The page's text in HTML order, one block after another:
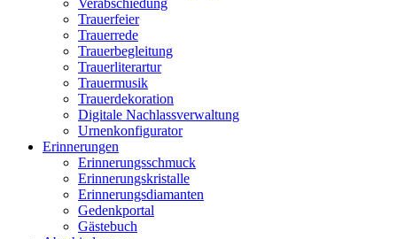
Verabschiedung
Trauerfeier
Trauerrede
Trauerbegleitung
Trauerliterartur
Trauermusik
Trauerdekoration
Digitale Nachlassverwaltung
Urnenkonfigurator
Erinnerungen
Erinnerungsschmuck
Erinnerungskristalle
Erinnerungsdiamanten
Gedenkportal
Gästebuch